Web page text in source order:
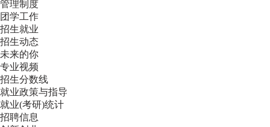
管理制度
团学工作
招生就业
招生动态
未来的你
专业视频
招生分数线
就业政策与指导
就业(考研)统计
招聘信息